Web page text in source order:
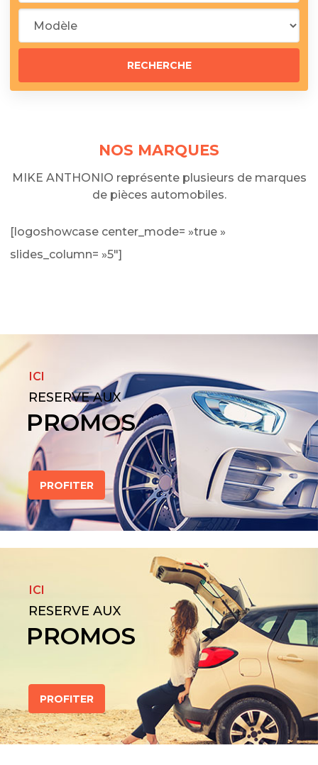
NOS MARQUES
MIKE ANTHONIO représente plusieurs de marques
de pièces automobiles.
[logoshowcase center_mode= »true »
slides_column= »5″]
ICI
RESERVE AUX
PROMOS
PROFITER
ICI
RESERVE AUX
PROMOS
PROFITER